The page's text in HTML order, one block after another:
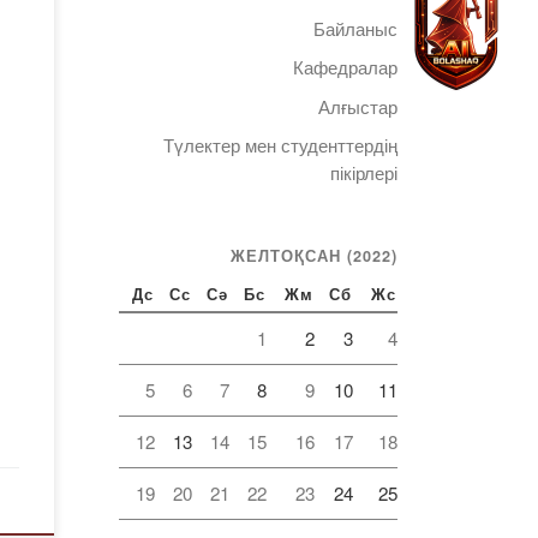
Байланыс
Кафедралар
Алғыстар
Түлектер мен студенттердің
пікірлері
ЖЕЛТОҚСАН (2022)
Дс Сс Сә Бс Жм Сб Жс
1 2 3 4
5 6 7 8 9 10 11
12 13 14 15 16 17 18
19 20 21 22 23 24 25
Telegram